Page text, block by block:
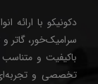
دکونیکو با
سرامیک‌خور، گاتر
باکیفیت و
تخصصی و